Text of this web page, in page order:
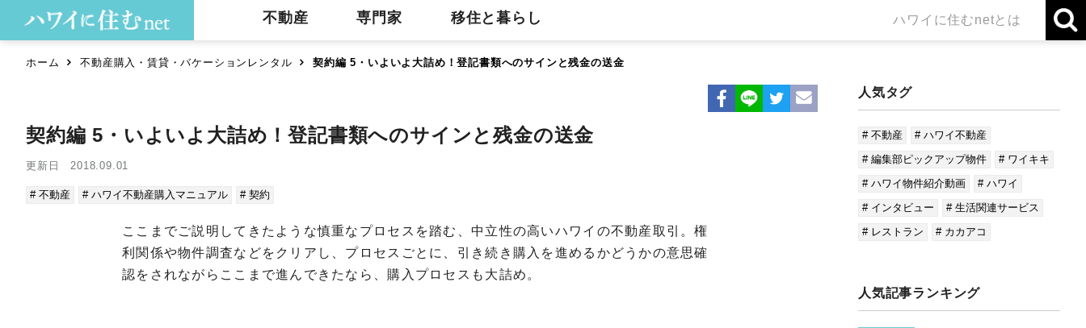
不動産 専門家 移住と暮らし ハワイに住むnetとは
ホーム 不動産購入・賃貸・バケーションレンタル 契約編 5・いよいよ大詰め！登記書類へのサインと残金の送金
契約編 5・いよいよ大詰め！登記書類へのサインと残金の送金
更新日 2018.09.01
# 不動産 # ハワイ不動産購入マニュアル # 契約
ここまでご説明してきたような慎重なプロセスを踏む、中立性の高いハワイの不動産取引。権
利関係や物件調査などをクリアし、プロセスごとに、引き続き購入を進めるかどうかの意思確
認をされながらここまで進んできたなら、購入プロセスも大詰め。
人気タグ
# 不動産
# ハワイ不動産
# 編集部ピックアップ物件
# ワイキキ
# ハワイ物件紹介動画
# ハワイ
# インタビュー
# 生活関連サービス
# レストラン
# カカアコ
人気記事ランキング